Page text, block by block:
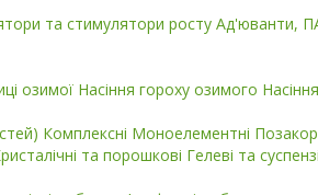
та стимулятори росту Ад'юванти,
озимої Насіння гороху озимого
Комплексні Моноелементні
та порошкові Гелеві та